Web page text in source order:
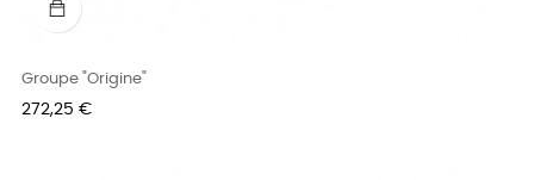
Groupe "Origine"
Prix
272,25 €